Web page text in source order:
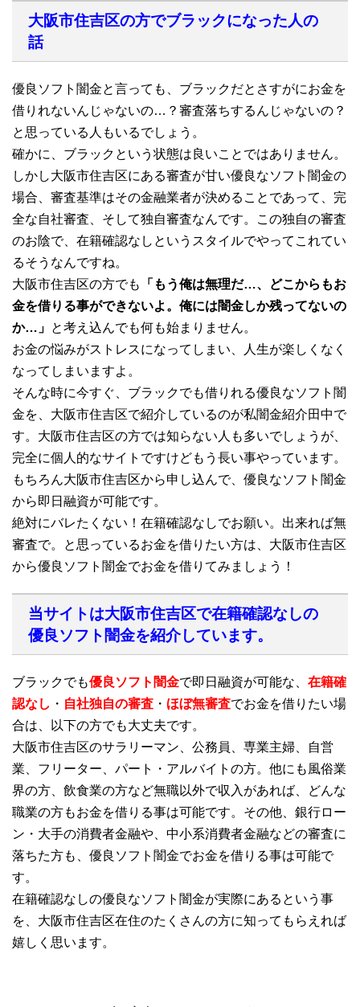
大阪市住吉区の方でブラックになった人の
話
優良ソフト闇金と言っても、ブラックだとさすがにお金を
借りれないんじゃないの…？審査落ちするんじゃないの？
と思っている人もいるでしょう。
確かに、ブラックという状態は良いことではありません。
しかし大阪市住吉区にある審査が甘い優良なソフト闇金の
場合、審査基準はその金融業者が決めることであって、完
全な自社審査、そして独自審査なんです。この独自の審査
のお陰で、在籍確認なしというスタイルでやってこれてい
るそうなんですね。
大阪市住吉区の方でも
「もう俺は無理だ…、どこからもお
金を借りる事ができないよ。俺には闇金しか残ってないの
か…」 と考え込んでも何も始まりません。
お金の悩みがストレスになってしまい、人生が楽しくなく
なってしまいますよ。
そんな時に今すぐ、ブラックでも借りれる優良なソフト闇
金を、大阪市住吉区で紹介しているのが私闇金紹介田中で
す。大阪市住吉区の方では知らない人も多いでしょうが、
完全に個人的なサイトですけどもう長い事やっています。
もちろん大阪市住吉区から申し込んで、優良なソフト闇金
から即日融資が可能です。
絶対にバレたくない！在籍確認なしでお願い。出来れば無
審査で。と思っているお金を借りたい方は、大阪市住吉区
から優良ソフト闇金でお金を借りてみましょう！
当サイトは大阪市住吉区で在籍確認なしの
優良ソフト闇金を紹介しています。
ブラックでも優良ソフト闇金で即日融資が可能な、 在籍確
認なし ・ 自社独自の審査 ・ ほぼ無審査でお金を借りたい場
合は、以下の方でも大丈夫です。
大阪市住吉区のサラリーマン、公務員、専業主婦、自営
業、フリーター、パート・アルバイトの方。他にも風俗業
界の方、飲食業の方など無職以外で収入があれば、どんな
職業の方もお金を借りる事は可能です。その他、銀行ロー
ン・大手の消費者金融や、中小系消費者金融などの審査に
落ちた方も、優良ソフト闇金でお金を借りる事は可能で
す。
在籍確認なしの優良なソフト闇金が実際にあるという事
を、大阪市住吉区在住のたくさんの方に知ってもらえれば
嬉しく思います。